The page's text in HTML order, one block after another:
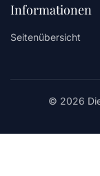
Informationen
Seitenübersicht
© 2026